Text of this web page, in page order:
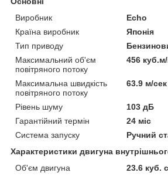
Виробник
Echo
Країна виробник
Японія
Тип приводу
Максимальний об'єм
повітряного потоку
456
Максимальна швидкість
повітряного потоку
63.9 м/сек
Рівень шуму
103 дБ
Гарантійний термін
24 міс
Система запуску
Ручний
Характеристики двигуна
Об'єм двигуна
23.6 куб.